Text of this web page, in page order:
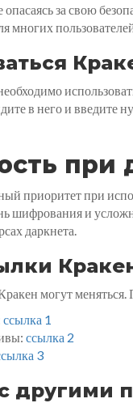
за свою
многих
в него и
при
приоритет при
шифрования и
даркнета.
могут
ссылка 1
ссылка 2
3
другими